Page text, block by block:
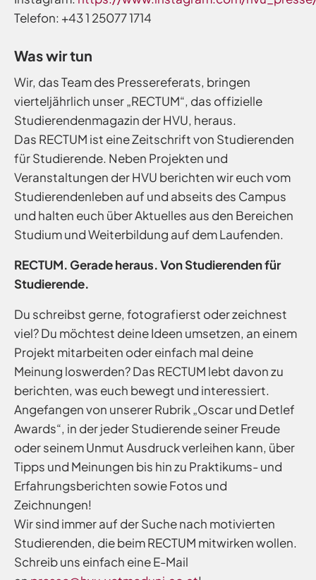
Telefon: +43 1 25077 1714
Was wir tun
Wir, das Team des Pressereferats, bringen
vierteljährlich unser „RECTUM“, das offizielle
Studierendenmagazin der HVU, heraus.
Das RECTUM ist eine Zeitschrift von Studierenden
für Studierende. Neben Projekten und
Veranstaltungen der HVU berichten wir euch vom
Studierendenleben auf und abseits des Campus
und halten euch über Aktuelles aus den Bereichen
Studium und Weiterbildung auf dem Laufenden.
RECTUM. Gerade heraus. Von Studierenden für
Studierende.
Du schreibst gerne, fotografierst oder zeichnest
viel? Du möchtest deine Ideen umsetzen, an einem
Projekt mitarbeiten oder einfach mal deine
Meinung loswerden? Das RECTUM lebt davon zu
berichten, was euch bewegt und interessiert.
Angefangen von unserer Rubrik „Oscar und Detlef
Awards“, in der jeder Studierende seiner Freude
oder seinem Unmut Ausdruck verleihen kann, über
Tipps und Meinungen bis hin zu Praktikums- und
Erfahrungsberichten sowie Fotos und
Zeichnungen!
Wir sind immer auf der Suche nach motivierten
Studierenden, die beim RECTUM mitwirken wollen.
Schreib uns einfach eine E-Mail